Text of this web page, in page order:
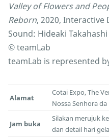
Valley of Flowers and
Reborn, 2020, Interactive
Sound: Hideaki Takahashi
© teamLab
teamLab is represented
Alamat
Cotai Expo, The
Nossa Senhora da
Jam buka
Silakan merujuk
dan detail hari